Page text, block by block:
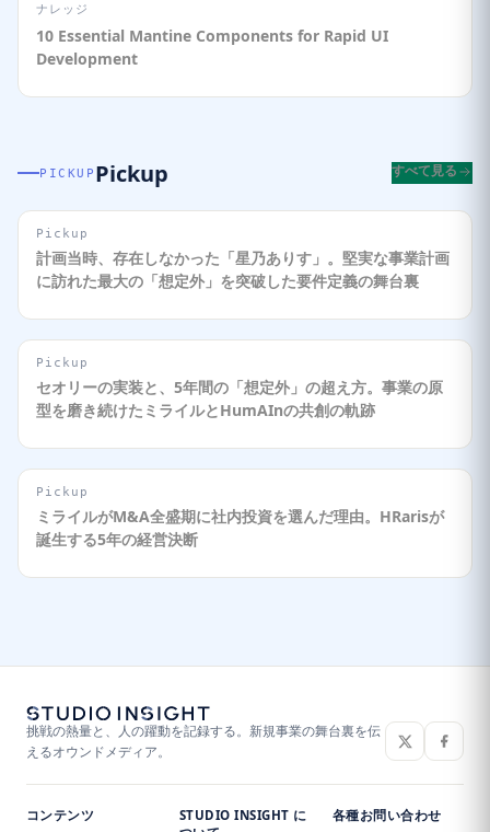
ナレッジ
10 Essential Mantine Components for Rapid UI
Development
PICKUP Pickup すべて見る
Pickup
計画当時、存在しなかった「星乃ありす」。堅実な事業計画
に訪れた最大の「想定外」を突破した要件定義の舞台裏
Pickup
セオリーの実装と、5年間の「想定外」の超え方。事業の原
型を磨き続けたミライルとHumAInの共創の軌跡
Pickup
ミライルがM&A全盛期に社内投資を選んだ理由。HRarisが
誕生する5年の経営決断
挑戦の熱量と、人の躍動を記録する。新規事業の舞台裏を伝
えるオウンドメディア。
コンテンツ
STUDIO INSIGHT に
各種お問い合わせ